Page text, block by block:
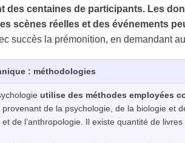
des centaines de participants. Les
scènes réelles et des événements
succès la prémonition, en demandant
: méthodologies
utilise des méthodes employées
provenant de la psychologie, de la biologie et
et de l’anthropologie. Il existe quantité de